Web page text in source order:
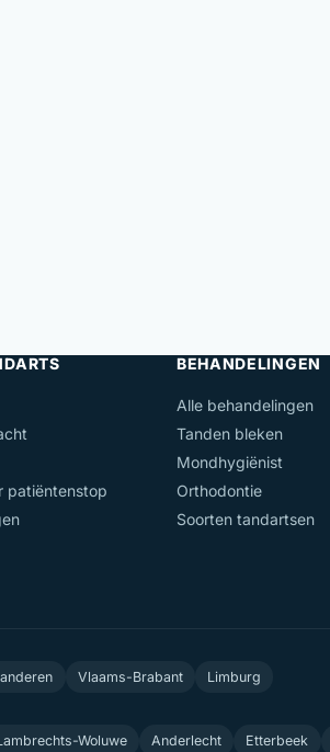
patiëntenstop
BEHANDELINGEN
Alle behandelingen
Tanden bleken
Mondhygiënist
Orthodontie
Soorten tandartsen
Vlaams-Brabant Limburg
Woluwe Anderlecht Etterbeek